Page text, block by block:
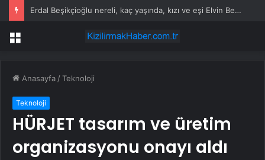
Erdal Beşikçioğlu nereli, kaç yaşında, kızı ve eşi Elvin Beşikçioğlu kimdir?
Menü
Anasayfa /Teknoloji
Teknoloji
HÜRJET tasarım ve üretim
organizasyonu onayı aldı